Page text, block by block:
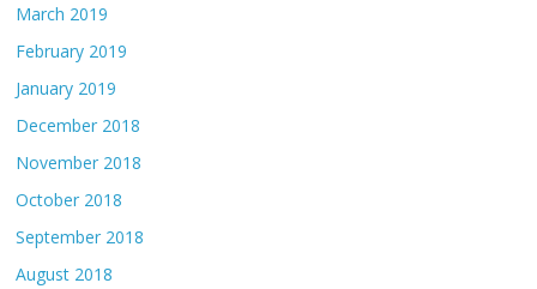
March 2019
February 2019
January 2019
December 2018
November 2018
October 2018
September 2018
August 2018